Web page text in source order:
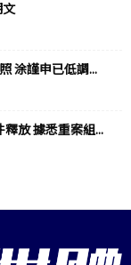
文
涂謹申已低調...
釋放 據悉重案組...